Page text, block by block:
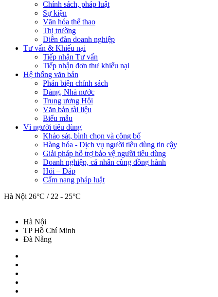
Chính sách, pháp luật
Sự kiện
Văn hóa thể thao
Thị trường
Diễn đàn doanh nghiệp
Tư vấn & Khiếu nại
Tiếp nhận Tư vấn
Tiếp nhận đơn thư khiếu nại
Hệ thống văn bản
Phản biện chính sách
Đảng, Nhà nước
Trung ương Hội
Văn bản tài liệu
Biểu mẫu
Vì người tiêu dùng
Khảo sát, bình chọn và công bố
Hàng hóa - Dịch vụ người tiêu dùng tin cậy
Giải pháp hỗ trợ bảo vệ người tiêu dùng
Doanh nghiệp, cá nhân cùng đồng hành
Hỏi – Đáp
Cẩm nang pháp luật
Hà Nội 26°C / 22 - 25°C
Hà Nội
TP Hồ Chí Minh
Đà Nẵng